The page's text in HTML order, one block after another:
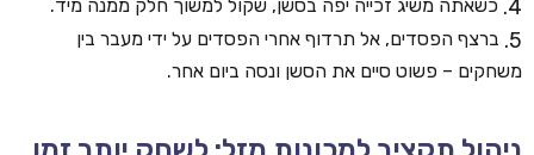
כשאתה משיג זכייה יפה בסשן, שקול למשוך חלק ממנה מיד.
ברצף הפסדים, אל תרדוף אחרי הפסדים על ידי מעבר בין
משחקים – פשוט סיים את הסשן ונסה ביום אחר.